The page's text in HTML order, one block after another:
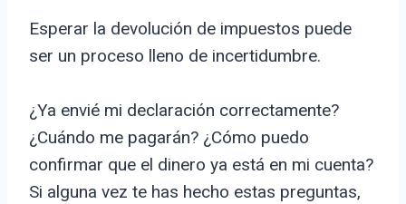
Esperar la devolución de impuestos puede
ser un proceso lleno de incertidumbre.
¿Ya envié mi declaración correctamente?
¿Cuándo me pagarán? ¿Cómo puedo
confirmar que el dinero ya está en mi cuenta?
Si alguna vez te has hecho estas preguntas,